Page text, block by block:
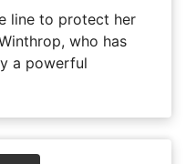
line to protect her
who has
a powerful